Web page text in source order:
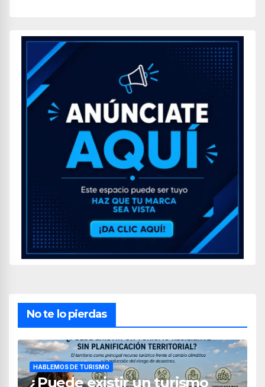
No te lo pierdas
HABLEMOS DE TURISMO
¿Puede existir un turismo